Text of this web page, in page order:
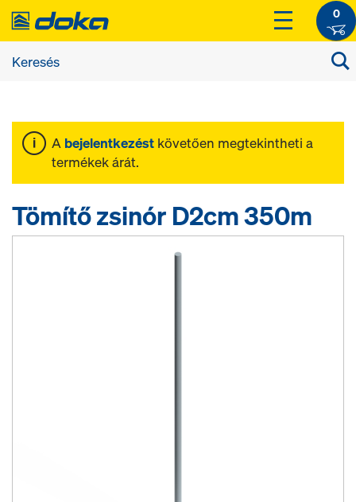
0
A bejelentkezést követően megtekintheti a
termékek árát.
Tömítő zsinór D2cm 350m